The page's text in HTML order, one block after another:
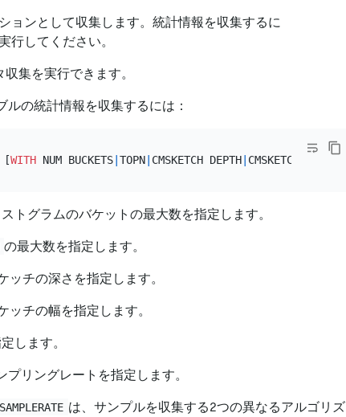
ョンとして収集します。統計情報を収集するに
行してください。
集を実行できます。
ルの統計情報を収集するには：
[WITH NUM BUCKETS| TOPN| CMSKETCH DEPTH| CMSKETCH WIDTH]
トグラムのバケットの最大数を指定します。
の最大数を指定します。
ッチの深さを指定します。
ッチの幅を指定します。
します。
プリングレートを指定します。
は、サンプルを収集する2つの異なるアルゴリズ